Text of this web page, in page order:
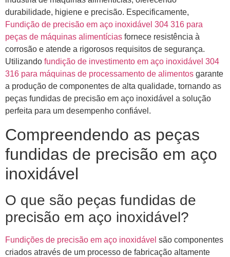
durabilidade, higiene e precisão. Especificamente,
Fundição de precisão em aço inoxidável 304 316 para
peças de máquinas alimentícias fornece resistência à
corrosão e atende a rigorosos requisitos de segurança.
Utilizando fundição de investimento em aço inoxidável 304
316 para máquinas de processamento de alimentos garante
a produção de componentes de alta qualidade, tornando as
peças fundidas de precisão em aço inoxidável a solução
perfeita para um desempenho confiável.
Compreendendo as peças
fundidas de precisão em aço
inoxidável
O que são peças fundidas de
precisão em aço inoxidável?
Fundições de precisão em aço inoxidável são componentes
criados através de um processo de fabricação altamente